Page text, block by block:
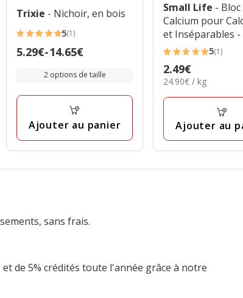
Trixie - Nichoir, en bois
5
étoiles
avis
5(1)
Prix
à
5.29€-14.65€
2 options de taille
Ajouter au panier
Small Life - Bloc
Calcium pour
et Inséparables -
5
étoiles
avec
1
5(1)
Prix
2.49€
2.49€
24.90€
Kg
24.90€ / kg
Ajouter au
sans frais.
de 5% crédités toute l'année grâce à notre